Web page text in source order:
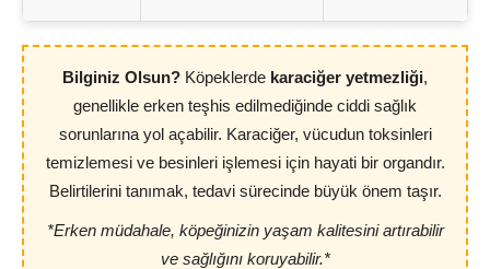
Bilginiz Olsun? Köpeklerde karaciğer yetmezliği,
genellikle erken teşhis edilmediğinde ciddi sağlık
sorunlarına yol açabilir. Karaciğer, vücudun toksinleri
temizlemesi ve besinleri işlemesi için hayati bir organdır.
Belirtilerini tanımak, tedavi sürecinde büyük önem taşır.
*Erken müdahale, köpeğinizin yaşam kalitesini artırabilir
ve sağlığını koruyabilir.*